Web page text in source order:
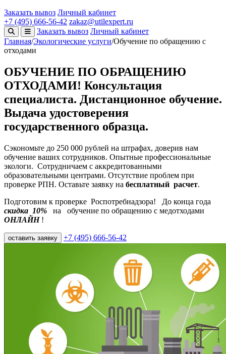
Заказать вывоз Личный кабинет
+7 (495) 666-56-42 zakaz@utilexpert.ru
Заказать вывоз Личный кабинет
Главная/Экологические услуги/Обучение по обращению с
отходами
ОБУЧЕНИЕ ПО ОБРАЩЕНИЮ
ОТХОДАМИ! Консультация
специалиста. Дистанционное обучение.
Выдача удостоверения
государственного образца.
Сэкономьте до 250 000 рублей на штрафах, доверив нам
обучение ваших сотрудников. Опытные профессиональные
экологи. Сотрудничаем с аккредитованными
образовательными центрами. Отсутствие проблем при
проверке РПН. Оставьте заявку на бесплатный расчет.
Подготовим к проверке Роспотребнадзора!
До конца года
скидка 10% на
обучение по обращению с медотходами
ОНЛАЙН !
оставить заявку +7 (495) 666-56-42